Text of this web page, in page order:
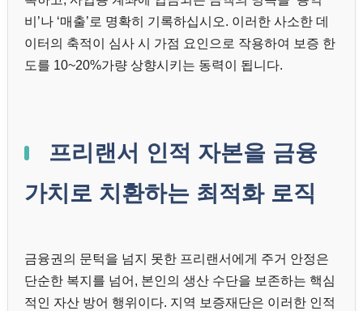
비’나 ‘매출’로 명확히 기록하십시오. 이러한 사소한 데
이터의 축적이 심사 시 가점 요인으로 작용하여 보증 한
도를 10~20%가량 상향시키는 동력이 됩니다.
프리랜서 인적 자본을 금융
가치로 치환하는 최적화 로직
금융권의 문턱을 넘지 못한 프리랜서에게 주거 안정은
단순한 복지를 넘어, 본인의 생산 수단을 보존하는 핵심
적인 자산 방어 행위이다. 지역 보증재단은 이러한 인적